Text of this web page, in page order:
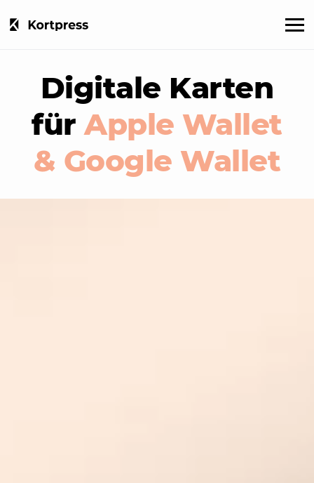
Digitale Karten
fürApple Wallet
& Google Wallet